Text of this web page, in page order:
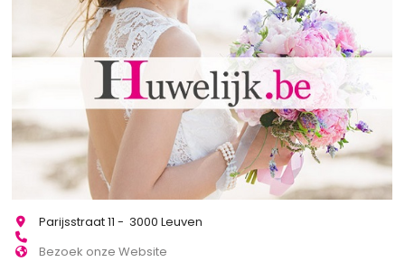
Parijsstraat 11 - 3000 Leuven
Bezoek onze Website